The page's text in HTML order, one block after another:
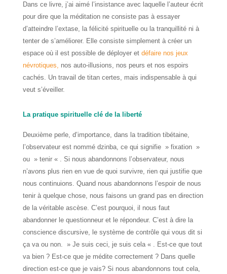
Dans ce livre, j’ai aimé l’insistance avec laquelle l’auteur écrit
pour dire que la méditation ne consiste pas à essayer
d’atteindre l’extase, la félicité spirituelle ou la tranquillité ni à
tenter de s’améliorer. Elle consiste simplement à créer un
espace où il est possible de déployer et défaire nos jeux
névrotiques, nos auto-illusions, nos peurs et nos espoirs
cachés. Un travail de titan certes, mais indispensable à qui
veut s’éveiller.
La pratique spirituelle clé de la liberté
Deuxième perle, d’importance, dans la tradition tibétaine,
l’observateur est nommé dzinba, ce qui signifie » fixation »
ou » tenir « . Si nous abandonnons l’observateur, nous
n’avons plus rien en vue de quoi survivre, rien qui justifie que
nous continuions. Quand nous abandonnons l’espoir de nous
tenir à quelque chose, nous faisons un grand pas en direction
de la véritable ascèse. C’est pourquoi, il nous faut
abandonner le questionneur et le répondeur. C’est à dire la
conscience discursive, le système de contrôle qui vous dit si
ça va ou non. » Je suis ceci, je suis cela « . Est-ce que tout
va bien ? Est-ce que je médite correctement ? Dans quelle
direction est-ce que je vais? Si nous abandonnons tout cela,